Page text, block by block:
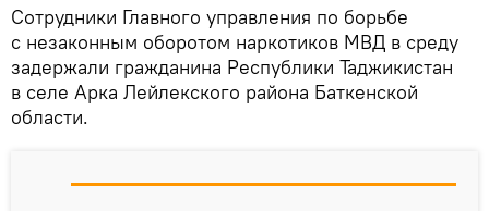
Сотрудники Главного управления по борьбе
с незаконным оборотом наркотиков МВД в среду
задержали гражданина Республики Таджикистан
в селе Арка Лейлекского района Баткенской
области.